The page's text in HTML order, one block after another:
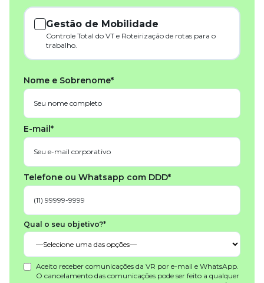
Gestão de Mobilidade
Controle Total do VT e Roteirização de rotas para o
trabalho.
Nome e Sobrenome*
E-mail*
Telefone ou Whatsapp com DDD*
Qual o seu objetivo?*
Aceito receber comunicações da VR por e-mail e WhatsApp.
O cancelamento das comunicações pode ser feito a qualquer